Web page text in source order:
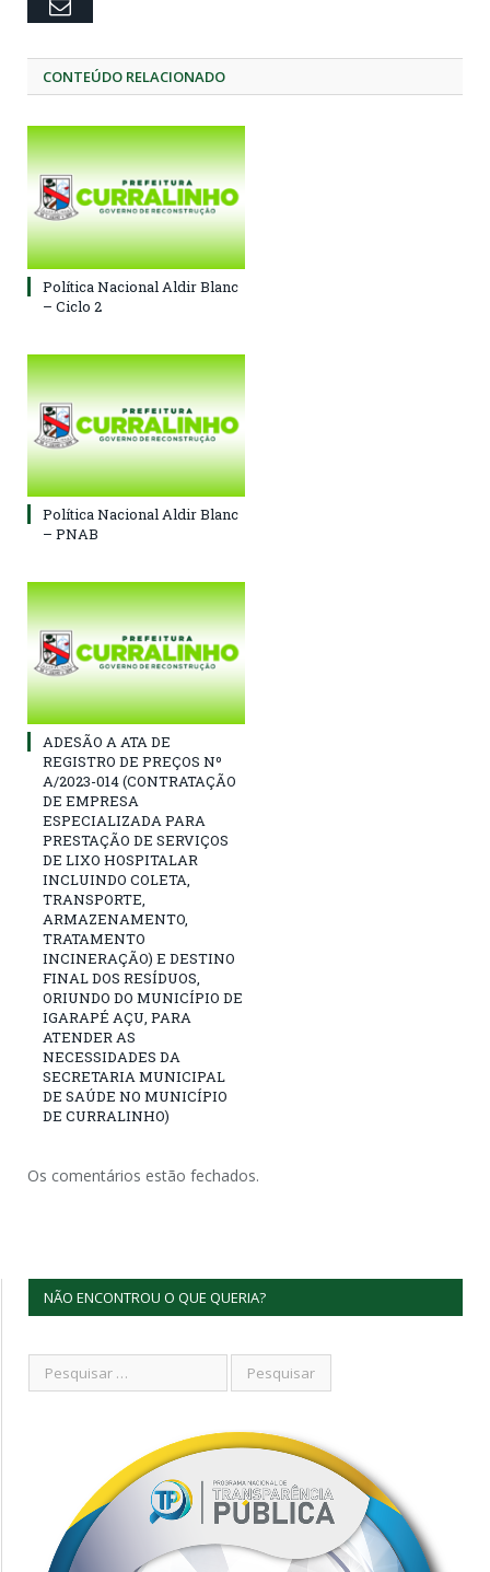
Email
CONTEÚDO RELACIONADO
Política Nacional Aldir Blanc
– Ciclo 2
Política Nacional Aldir Blanc
– PNAB
ADESÃO A ATA DE
REGISTRO DE PREÇOS Nº
A/2023-014 (CONTRATAÇÃO
DE EMPRESA
ESPECIALIZADA PARA
PRESTAÇÃO DE SERVIÇOS
DE LIXO HOSPITALAR
INCLUINDO COLETA,
TRANSPORTE,
ARMAZENAMENTO,
TRATAMENTO
INCINERAÇÃO) E DESTINO
FINAL DOS RESÍDUOS,
ORIUNDO DO MUNICÍPIO DE
IGARAPÉ AÇU, PARA
ATENDER AS
NECESSIDADES DA
SECRETARIA MUNICIPAL
DE SAÚDE NO MUNICÍPIO
DE CURRALINHO)
Os comentários estão fechados.
NÃO ENCONTROU O QUE QUERIA?